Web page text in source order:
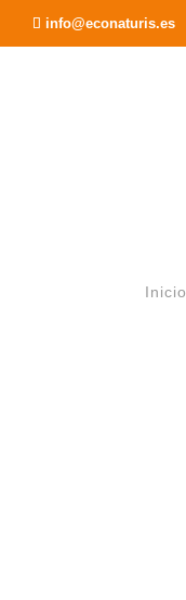
info@econaturis.es
Inicio